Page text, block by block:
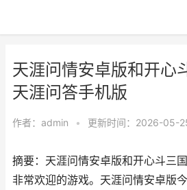
天涯问情安卓版和开心
天涯问答手机版
作者： admin • 更新时间：2026-05-
摘要：天涯问情安卓版和开心斗三
非常欢迎的游戏。天涯问情安卓版